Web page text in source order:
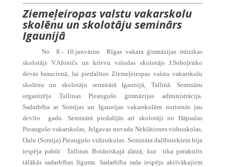
Ziemeļeiropas valstu vakarskolu
skolēnu un skolotāju seminārs
Igaunijā
No 8.- 10.janvārim Rīgas vakara ģimnāzijas mūzikas
skolotājs V.Afoničs un krievu valodas skolotājs J.Soboļenko
devās braucienā, lai piedalītos Ziemeļeiropas valstu vakarskolu
skolēnu un skolotāju seminārā Igaunijā, Tallinā. Semināru
organizēja Tallinas Pieaugušo ģimnāzijas administrācija.
Sadarbība ar Somijas un Igaunijas vakarskolām norisinās jau
devīto gadu. Seminārā piedalījās arī skolotāji no Hāpsalas
Pieaugušo vakarskolas, Jelgavas novada Neklātienes vidusskolas,
Oulu (Somija) Pieaugušo vidusskolas. Semināra dalībniekiem bija
iespēja pabūt Tallinas Botāniskajā dārzā, kur tika parakstīts
tālākās sadarbības līgums. Sadarbība rada iespēju aktīvākajiem